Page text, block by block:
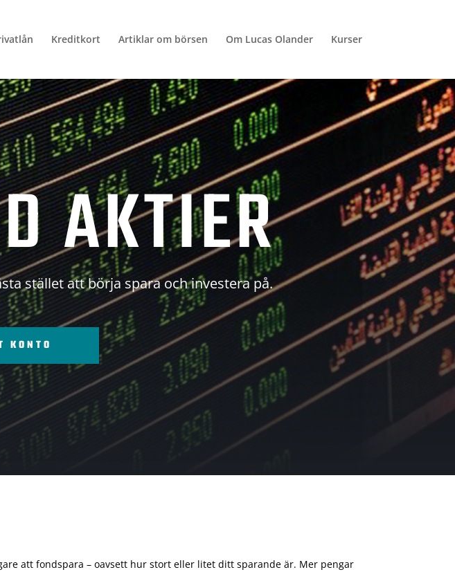
Kreditkort Artiklar om börsen Om Lucas Olander Kurser
AKTIER
stället att börja spara och investera på.
KONTO
att fondspara – oavsett hur stort eller litet ditt sparande är. Mer pengar